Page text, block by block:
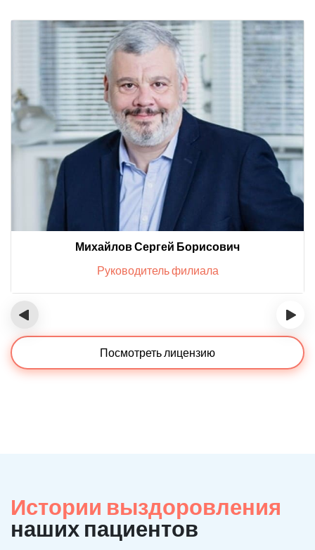
Михайлов Сергей Борисович
Руководитель филиала
‹ ›
Посмотреть лицензию
Истории выздоровления
наших пациентов